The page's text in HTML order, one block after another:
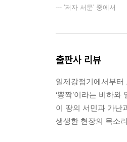
--- '저자 서문' 중에서
출판사 리뷰
일제강점기에서부터
‘뽕짝’이라는 비하와
이 땅의 서민과 가난
생생한 현장의 목소